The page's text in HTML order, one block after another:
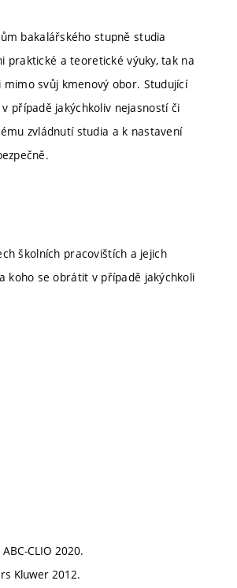
bakalářského stupně studia
a teoretické výuky, tak na
svůj kmenový obor. Studující
případě jakýchkoliv nejasností či
zvládnutí studia a k nastavení
školních pracovištích a jejich
koho se obrátit v případě jakýchkoli
CLIO 2020.
Kluwer 2012.